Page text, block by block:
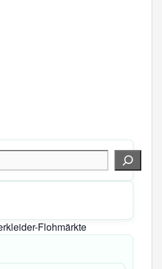
Flohmärkte